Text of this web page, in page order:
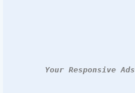
Your Responsive